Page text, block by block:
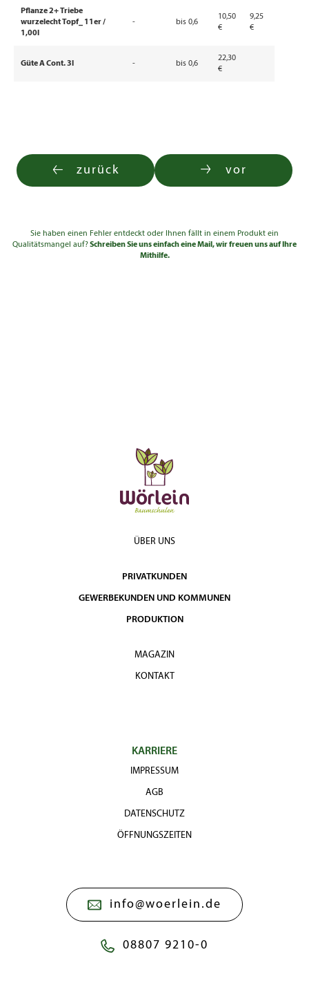
Pflanze 2+ Triebe
wurzelecht Topf_ 11er /
1,00l
- bis 0,6
10,50
€
9,25
€
Güte A Cont. 3l - bis 0,6
22,30
€
zurück vor
Sie haben einen Fehler entdeckt oder Ihnen fällt in einem Produkt ein
Qualitätsmangel auf?Schreiben Sie uns einfach eine Mail, wir freuen uns auf Ihre
Mithilfe.
ÜBER UNS
PRIVATKUNDEN
GEWERBEKUNDEN UND KOMMUNEN
PRODUKTION
MAGAZIN
KONTAKT
KARRIERE
IMPRESSUM
AGB
DATENSCHUTZ
ÖFFNUNGSZEITEN
info@woerlein.de
08807 9210-0